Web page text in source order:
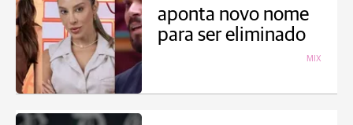
aponta novo nome
para ser eliminado
MIX